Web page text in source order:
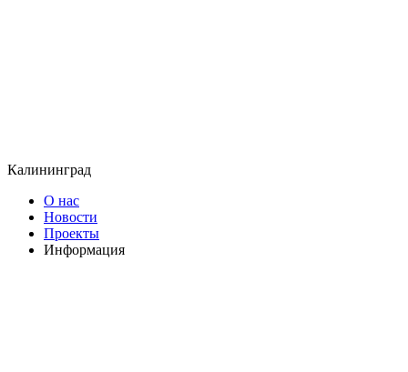
Калининград
О нас
Новости
Проекты
Информация